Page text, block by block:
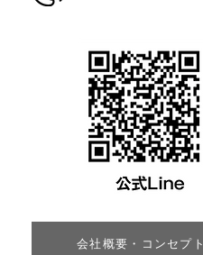
会社概要・コンセプト